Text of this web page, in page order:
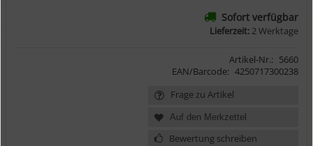
Sofort verfügbar
Lieferzeit: 2 Werktage
Artikel-Nr.: 5660
EAN/Barcode: 4250717300238
Frage zu Artikel
Bewertung schreiben